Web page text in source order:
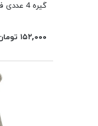
گیره 4 عددی فضانورد 128 Ninge
۱۵۲,۰۰۰ تومان